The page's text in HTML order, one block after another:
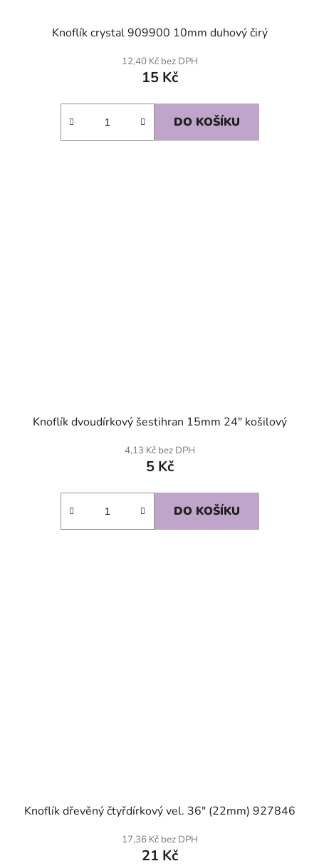
Knoflík crystal 909900 10mm duhový čirý
12,40 Kč bez DPH
15 Kč
DO KOŠÍKU
Knoflík dvoudírkový šestihran 15mm 24" košilový
4,13 Kč bez DPH
5 Kč
DO KOŠÍKU
Knoflík dřevěný čtyřdírkový vel. 36" (22mm) 927846
17,36 Kč bez DPH
21 Kč